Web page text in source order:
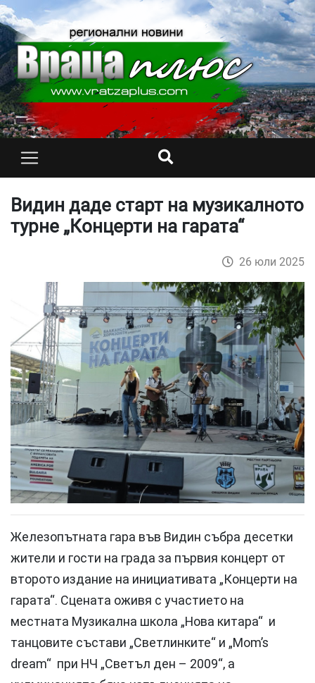
Видин даде старт на музикалното
турне „Концерти на гарата“
26 юли 2025
Железопътната гара във Видин събра десетки
жители и гости на града за първия концерт от
второто издание на инициативата „Концерти на
гарата“. Сцената оживя с участието на
местната Музикална школа „Нова китара“ и
танцовите състави „Светлинките“ и „Mom’s
dream“ при НЧ „Светъл ден – 2009“, а